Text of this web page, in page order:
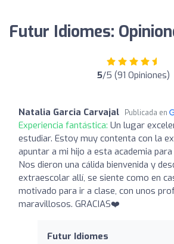
Futur Idiomes:
5/5 (91 Opiniones)
Natalia Garcia Carvajal Publicada en
Experiencia fantástica: Un lugar
estudiar. Estoy muy contenta con la
apuntar a mi hijo a esta academia
Nos dieron una cálida bienvenida y
extraescolar allí, se siente como en
motivado para ir a clase, con unos
maravillosos. GRACIAS❤️
Futur Idiomes